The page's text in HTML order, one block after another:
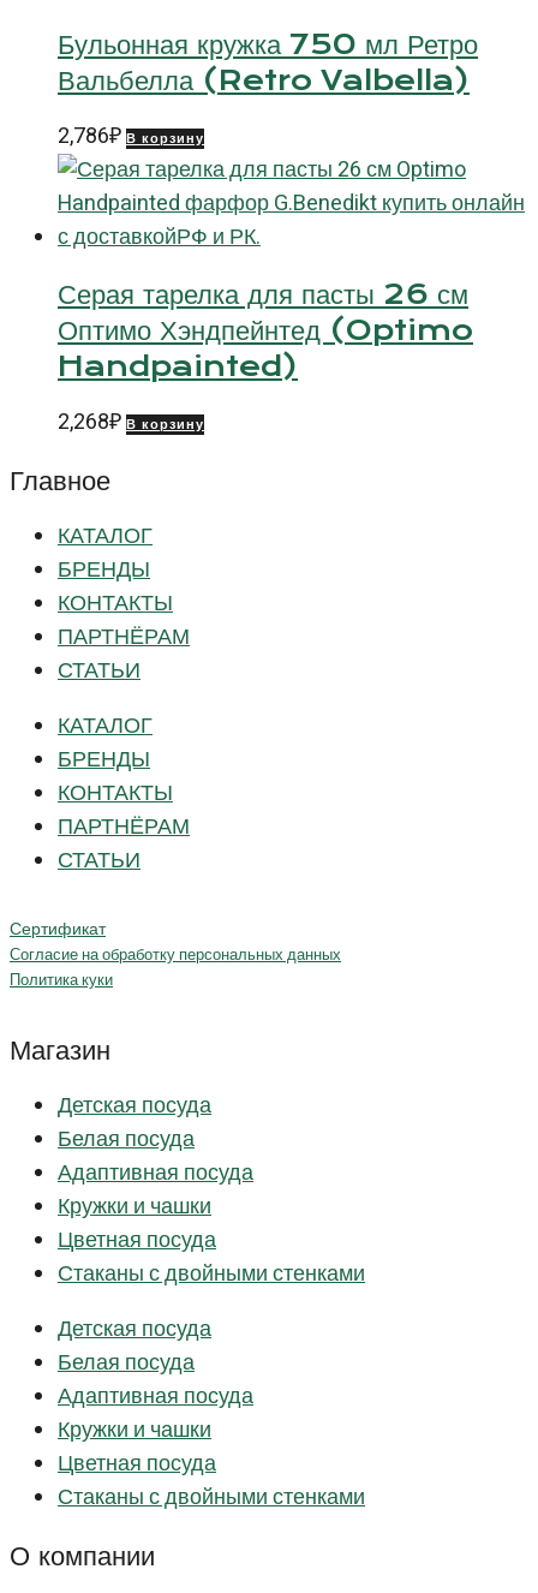
Бульонная кружка 750 мл Ретро
Вальбелла (Retro Valbella)
2,786₽ В корзину
Серая тарелка для пасты 26 см
Оптимо Хэндпейнтед (Optimo
Handpainted)
2,268₽ В корзину
Главное
КАТАЛОГ
БРЕНДЫ
КОНТАКТЫ
ПАРТНЁРАМ
СТАТЬИ
КАТАЛОГ
БРЕНДЫ
КОНТАКТЫ
ПАРТНЁРАМ
СТАТЬИ
Сертификат
Согласие на обработку персональных данных
Политика куки
Магазин
Детская посуда
Белая посуда
Адаптивная посуда
Кружки и чашки
Цветная посуда
Стаканы с двойными стенками
Детская посуда
Белая посуда
Адаптивная посуда
Кружки и чашки
Цветная посуда
Стаканы с двойными стенками
О компании